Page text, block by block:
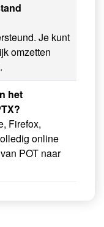
Je kunt
omzetten
het
Firefox,
online
POT naar